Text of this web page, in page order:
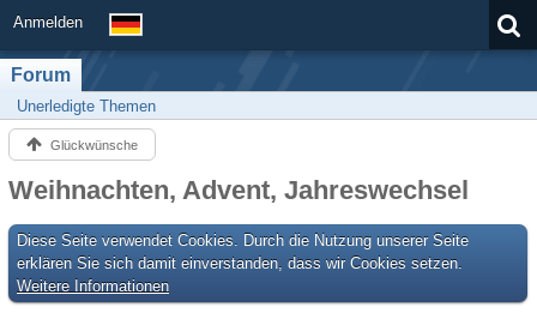
Anmelden
Forum
Unerledigte Themen
Glückwünsche
Weihnachten, Advent, Jahreswechsel
Diese Seite verwendet Cookies. Durch die Nutzung unserer Seite
erklären Sie sich damit einverstanden, dass wir Cookies setzen.
Weitere Informationen